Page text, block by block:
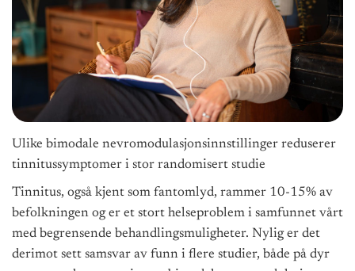
Ulike bimodale nevromodulasjonsinnstillinger reduserer
tinnitussymptomer i stor randomisert studie
Tinnitus, også kjent som fantomlyd, rammer 10-15% av
befolkningen og er et stort helseproblem i samfunnet vårt
med begrensende behandlingsmuligheter. Nylig er det
derimot sett samsvar av funn i flere studier, både på dyr